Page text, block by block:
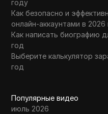
году
Как безопасно и
онлайн-аккаунтами в 2026
Как написать биографию
год
Выберите калькулятор
год
Популярные видео
июль 2026